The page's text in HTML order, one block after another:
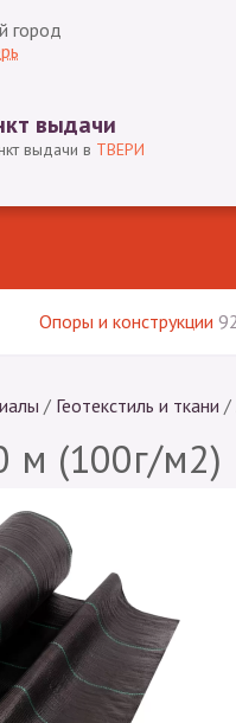
город
выдачи
выдачи в ТВЕРИ
Опоры и конструкции 92
/ Геотекстиль и ткани /
м (100г/м2)